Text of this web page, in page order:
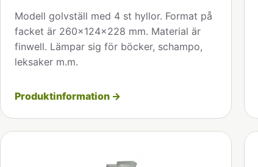
Modell golvställ med 4 st hyllor. Format på
facket är 260x124x228 mm. Material är
finwell. Lämpar sig för böcker, schampo,
leksaker m.m.
Produktinformation →